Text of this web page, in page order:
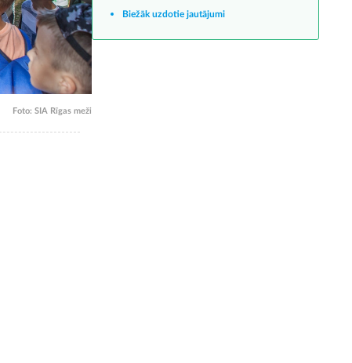
Foto: SIA Rīgas meži
Biežāk uzdotie jautājumi